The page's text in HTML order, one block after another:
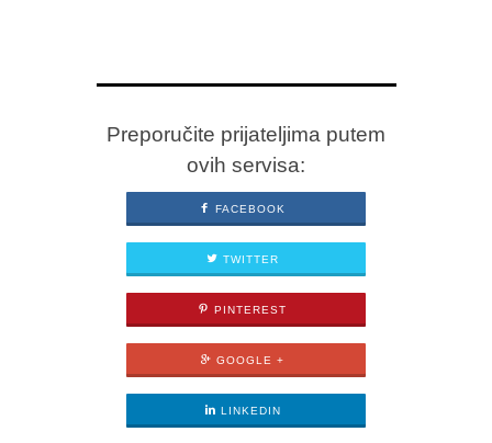
Preporučite prijateljima putem
ovih servisa:
FACEBOOK
TWITTER
PINTEREST
GOOGLE +
LINKEDIN